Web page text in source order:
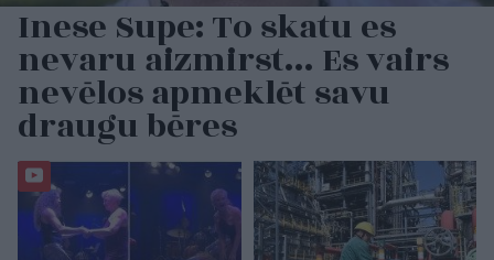
Inese Supe: To skatu es
nevaru aizmirst… Es vairs
nevēlos apmeklēt savu
draugu bēres